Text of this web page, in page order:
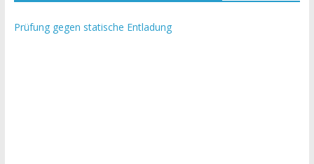
Prüfung gegen statische Entladung